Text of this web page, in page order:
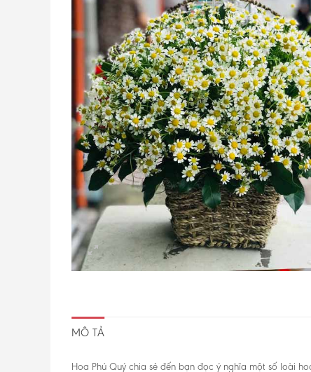
MÔ TẢ
Hoa Phú Quý chia sẻ đến bạn đọc ý nghĩa một số loài